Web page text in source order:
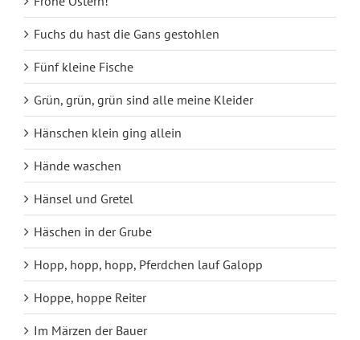
Fuchs du hast die Gans gestohlen
Fünf kleine Fische
Grün, grün, grün sind alle meine Kleider
Hänschen klein ging allein
Hände waschen
Hänsel und Gretel
Häschen in der Grube
Hopp, hopp, hopp, Pferdchen lauf Galopp
Hoppe, hoppe Reiter
Im Märzen der Bauer